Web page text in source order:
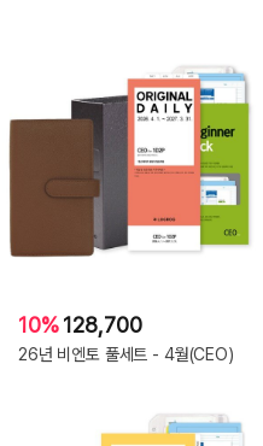
10%128,700
26년 비엔토 풀세트 - 4월(CEO)